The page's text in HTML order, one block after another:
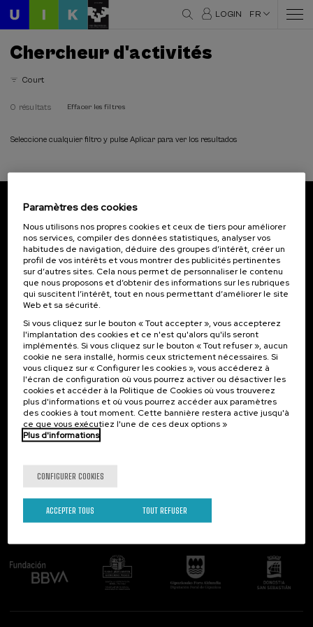
LOGIN FR
Chercheur d'activités
Court
0 résultats Effacer les filtres
Seleccione cualquier filtro y pulse Aplicar para ver los resultados
Inscrivez-vous pour être le premier à recevoir les
actualités de l'UIK.
S'abonner
Contact
Palacio Miramar
Paseo de Miraconcha, 48
20007 Donostia / San Sebastián
Gipuzkoa, Spain
Contactez-nous!
Intéressant...
Activités précédentes
Suivez-nous
Paramètres des cookies
Nous utilisons nos propres cookies et ceux de tiers pour améliorer
nos services, compiler des données statistiques, analyser vos
habitudes de navigation, déduire des groupes d’intérêt, créer un
profil de vos intérêts et vous montrer des publicités pertinentes
sur d’autres sites. Cela nous permet de personnaliser le contenu
que nous proposons et d’obtenir des informations sur les rubriques
qui suscitent l’intérêt, tout en nous permettant d’améliorer le site
Web et sa sécurité.
Si vous cliquez sur le bouton « Tout accepter », vous accepterez
l'implantation des cookies et ce n'est qu'alors qu'ils seront
implémentés. Si vous cliquez sur le bouton « Tout refuser », aucun
cookie ne sera installé, hormis ceux strictement nécessaires. Si
vous cliquez sur « Configurer les cookies », vous accéderez à
l'écran de configuration où vous pourrez activer ou désactiver les
cookies et accéder à la Politique de Cookies où vous trouverez
plus d'informations et où vous pourrez accéder aux paramètres
des cookies à tout moment. Cette bannière restera active jusqu'à
ce que vous exécutiez l'une de ces deux options »
Plus d'informations
CONFIGURER COOKIES
TOUT REFUSER
ACCEPTER TOUS